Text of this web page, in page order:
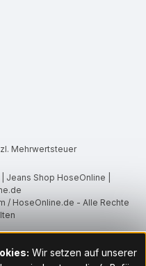
Mehrwertsteuer
Shop HoseOnline |
/ HoseOnline.de - Alle Rechte
Wir setzen auf unserer